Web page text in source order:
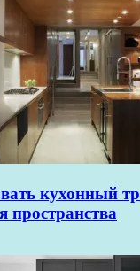
кухонный
пространства